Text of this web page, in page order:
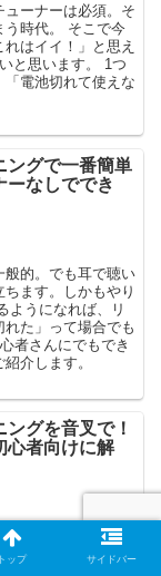
ーナーは必須。そ
う時代。 そこで今
はイイ！」と思え
と思います。 1つ
「電池切れて使えな
ングで一番簡単
ーなしででき
般的。でも耳で聴い
ます。しかもやり
ようになれば、リ
た」って場合でも
者さんにでもでき
介します。
グを音叉で！
心者向けに解
ます。チューナー
ニングする技術を身
トップ サイドバー